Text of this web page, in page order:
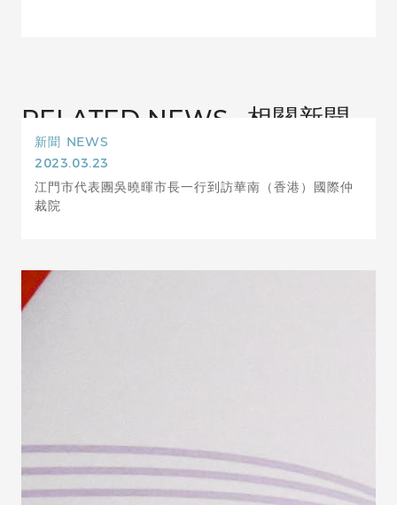
RELATED NEWS 相關新聞
新聞 NEWS
2023.03.23
江門市代表團吳曉暉市長一行到訪華南（香港）國際仲
裁院